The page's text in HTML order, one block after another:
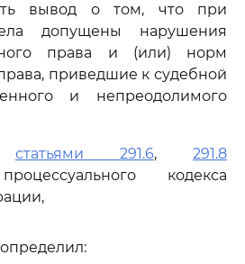
вывод о том, что при
допущены нарушения
права и (или) норм
приведшие к судебной
и непреодолимого
статьями 291.6, 291.8
кодекса
определил: